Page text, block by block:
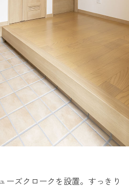
ーズクロークを設置。すっきり